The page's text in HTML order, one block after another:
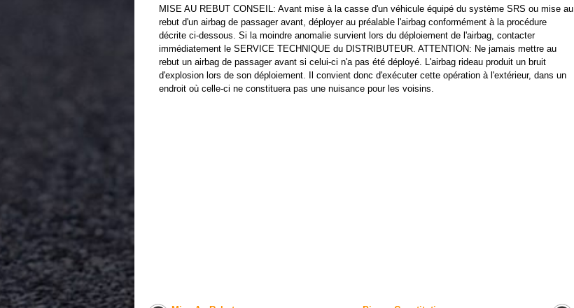
MISE AU REBUT CONSEIL: Avant mise à la casse d'un véhicule équipé du système SRS ou mise au
rebut d'un airbag de passager avant, déployer au préalable l'airbag conformément à la procédure
décrite ci-dessous. Si la moindre anomalie survient lors du déploiement de l'airbag, contacter
immédiatement le SERVICE TECHNIQUE du DISTRIBUTEUR. ATTENTION: Ne jamais mettre au
rebut un airbag de passager avant si celui-ci n'a pas été déployé. L'airbag rideau produit un bruit
d'explosion lors de son déploiement. Il convient donc d'exécuter cette opération à l'extérieur, dans un
endroit où celle-ci ne constituera pas une nuisance pour les voisins.